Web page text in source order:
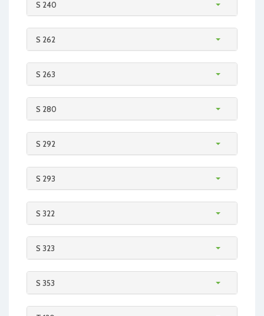
S 240
S 262
S 263
S 280
S 292
S 293
S 322
S 323
S 353